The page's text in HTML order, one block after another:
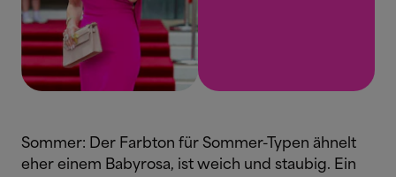
Sommer: Der Farbton für Sommer-Typen ähnelt
eher einem Babyrosa, ist weich und staubig. Ein